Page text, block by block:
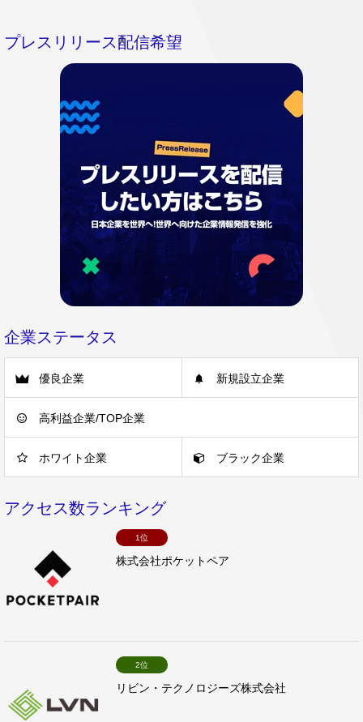
プレスリリース配信希望
企業ステータス
優良企業 新規設立企業
高利益企業/TOP企業
ホワイト企業 ブラック企業
アクセス数ランキング
1位
株式会社ポケットペア
2位
リビン・テクノロジーズ株式会社